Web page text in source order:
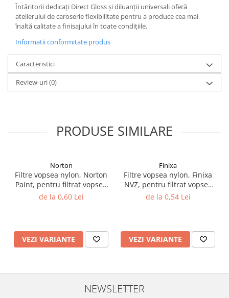
Filtre vopsea
Diluant vopsea si lac
Diluant pentru pierdere
Diverse
Accelerator
Vopsea Ready Mix
Vopsea Spray
2.10 LAC AUTO
Lac auto MS
Lac auto Ceramic
INTRETINERE CABINE VOPSIT
Întăritorii dedicați Direct Gloss și diluanții universali oferă
atelierului de caroserie flexibilitate pentru a produce cea mai
înaltă calitate a finisajului în toate condițiile.
Informatii conformitate produs
Caracteristici
Review-uri(0)
PRODUSE SIMILARE
Norton
Filtre vopsea nylon, Norton
Paint, pentru filtrat vopsea
125 µ / 190 µ, pret 1 buc
de la 0,60 Lei
VEZI VARIANTE
Finixa
Filtre vopsea nylon, Finixa
NVZ, pentru filtrat vopsea
125 µ / 190 µ, pret 1 buc
de la 0,54 Lei
VEZI VARIANTE
NEWSLETTER